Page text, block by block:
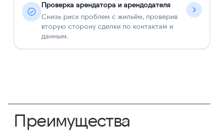
Проверка арендатора и арендодателя
Снизь риск проблем с жильём, проверив
вторую сторону сделки по контактам и
данным.
Преимущества